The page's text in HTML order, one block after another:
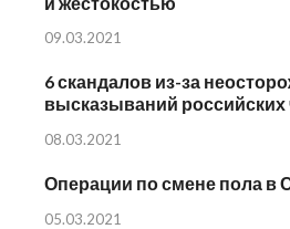
09.03.2021
6 скандалов из-за
высказываний
08.03.2021
Операции по смене пола в
05.03.2021